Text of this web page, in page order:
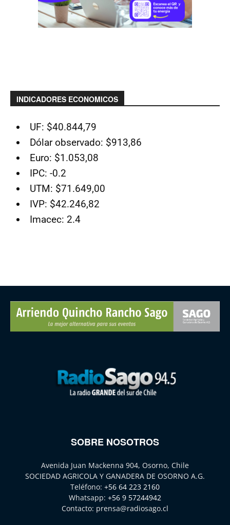
INDICADORES ECONOMICOS
UF: $40.844,79
Dólar observado: $913,86
Euro: $1.053,08
IPC: -0.2
UTM: $71.649,00
IVP: $42.246,82
Imacec: 2.4
SOBRE NOSOTROS
Avenida Juan Mackenna 904, Osorno, Chile
SOCIEDAD AGRICOLA Y GANADERA DE OSORNO A.G.
Teléfono: +56 64 223 2160
Whatsapp: +56 9 57244942
Contacto: prensa@radiosago.cl